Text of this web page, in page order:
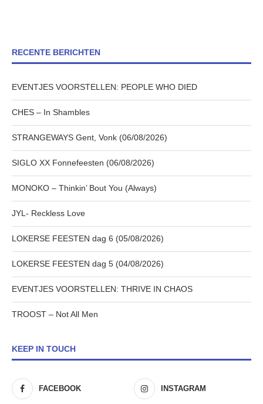
RECENTE BERICHTEN
EVENTJES VOORSTELLEN: PEOPLE WHO DIED
CHES – In Shambles
STRANGEWAYS Gent, Vonk (06/08/2026)
SIGLO XX Fonnefeesten (06/08/2026)
MONOKO – Thinkin’ Bout You (Always)
JYL- Reckless Love
LOKERSE FEESTEN dag 6 (05/08/2026)
LOKERSE FEESTEN dag 5 (04/08/2026)
EVENTJES VOORSTELLEN: THRIVE IN CHAOS
TROOST – Not All Men
KEEP IN TOUCH
FACEBOOK INSTAGRAM